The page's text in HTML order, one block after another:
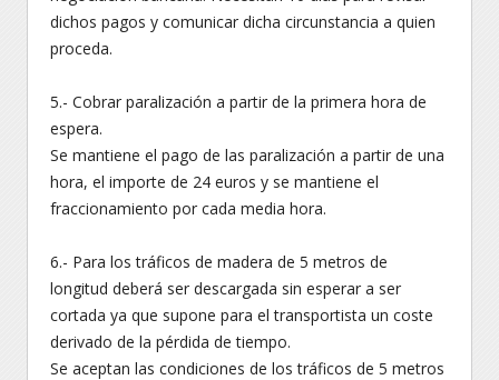
dichos pagos y comunicar dicha circunstancia a quien
proceda.
5.- Cobrar paralización a partir de la primera hora de
espera.
Se mantiene el pago de las paralización a partir de una
hora, el importe de 24 euros y se mantiene el
fraccionamiento por cada media hora.
6.- Para los tráficos de madera de 5 metros de
longitud deberá ser descargada sin esperar a ser
cortada ya que supone para el transportista un coste
derivado de la pérdida de tiempo.
Se aceptan las condiciones de los tráficos de 5 metros